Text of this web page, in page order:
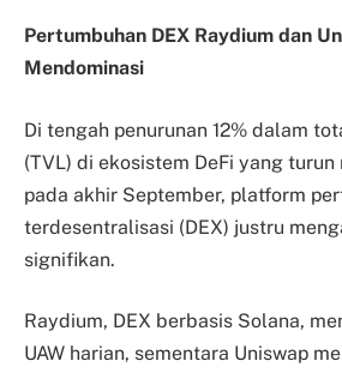
Pertumbuhan DEX Raydium dan
Mendominasi
Di tengah penurunan 12% dalam
(TVL) di ekosistem DeFi yang
pada akhir September, platform
terdesentralisasi (DEX) justru
signifikan.
Raydium, DEX berbasis Solana,
UAW harian, sementara Uniswap